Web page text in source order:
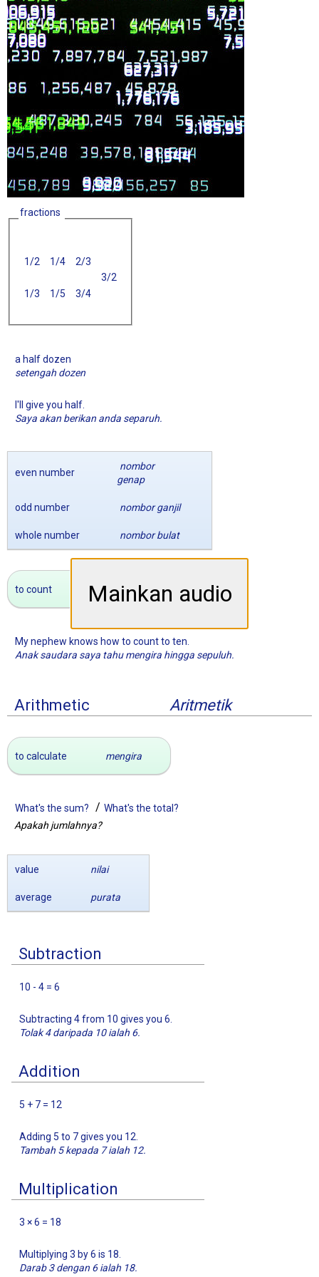
fractions
1/2
1/3
1/4
1/5
2/3
3/4
3/2
a half dozen
setengah dozen
I'll give you half.
Saya akan berikan anda separuh.
even number
nombor
genap
odd number nombor ganjil
whole number nombor bulat
to count untuk mengira
My nephew knows how to count to ten.
Anak saudara saya tahu mengira hingga sepuluh.
Arithmetic Aritmetik
to calculate mengira
What's the sum? / What's the total?
Apakah jumlahnya?
value nilai
average purata
Subtraction
10 - 4 = 6
Subtracting 4 from 10 gives you 6.
Tolak 4 daripada 10 ialah 6.
Addition
5 + 7 = 12
Adding 5 to 7 gives you 12.
Tambah 5 kepada 7 ialah 12.
Multiplication
3 × 6 = 18
Multiplying 3 by 6 is 18.
Darab 3 dengan 6 ialah 18.
Mainkan audio